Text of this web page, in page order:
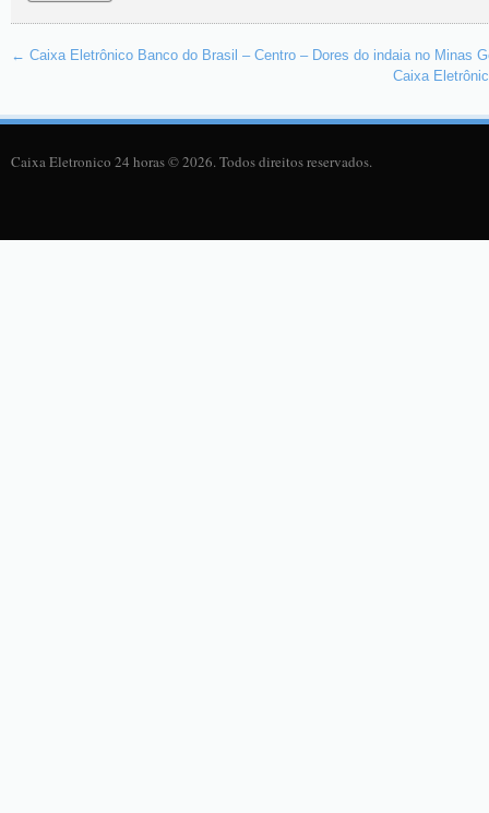
← Caixa Eletrônico Banco do Brasil – Centro – Dores do indaia no Minas
Caixa
Caixa Eletronico 24 horas © 2026. Todos direitos reservados.